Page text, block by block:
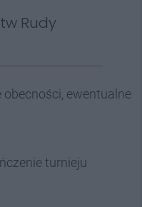
Rudy
obecności, ewentualne
turnieju